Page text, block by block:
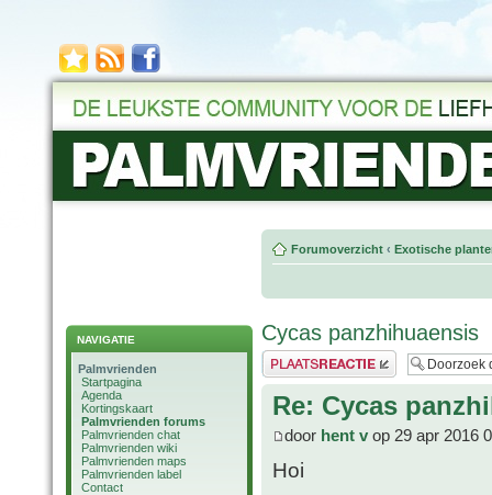
NAVIGATIE
Palmvrienden
Startpagina
Agenda
Kortingskaart
Palmvrienden forums
Palmvrienden chat
Palmvrienden wiki
Palmvrienden maps
Palmvrienden label
Contact
Forumoverzicht ‹ Exotische
Cycas panzhihuaensis
Plaats een reactie
Re: Cycas
door hent v op 29 apr 2016
Hoi